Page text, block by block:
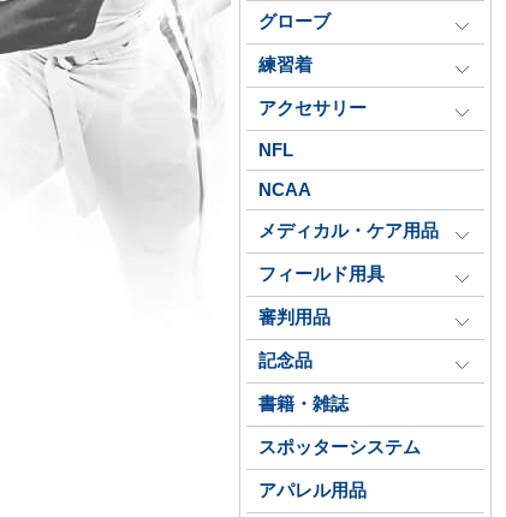
グローブ
練習着
アクセサリー
NFL
NCAA
メディカル・ケア用品
フィールド用具
審判用品
記念品
書籍・雑誌
スポッターシステム
アパレル用品